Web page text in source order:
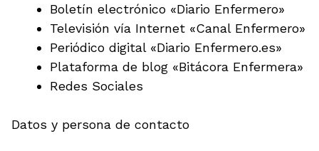
Boletín electrónico «Diario Enfermero»
Televisión vía Internet «Canal Enfermero»
Periódico digital «Diario Enfermero.es»
Plataforma de blog «Bitácora Enfermera»
Redes Sociales
Datos y persona de contacto